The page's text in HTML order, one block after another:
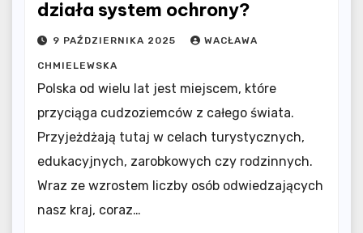
działa system ochrony?
9 PAŹDZIERNIKA 2025 WACŁAWA
CHMIELEWSKA
Polska od wielu lat jest miejscem, które
przyciąga cudzoziemców z całego świata.
Przyjeżdżają tutaj w celach turystycznych,
edukacyjnych, zarobkowych czy rodzinnych.
Wraz ze wzrostem liczby osób odwiedzających
nasz kraj, coraz…